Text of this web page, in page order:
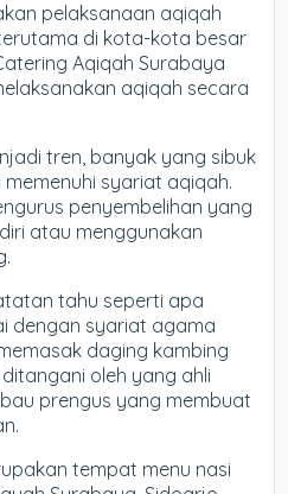
pelaksanaan aqiqah
di kota-kota besar
Aqiqah Surabaya
aqiqah secara
tren, banyak yang sibuk
syariat aqiqah.
penyembelihan yang
atau menggunakan
tahu seperti apa
dengan syariat agama
daging kambing
oleh yang ahli
prengus yang membuat
tempat menu nasi